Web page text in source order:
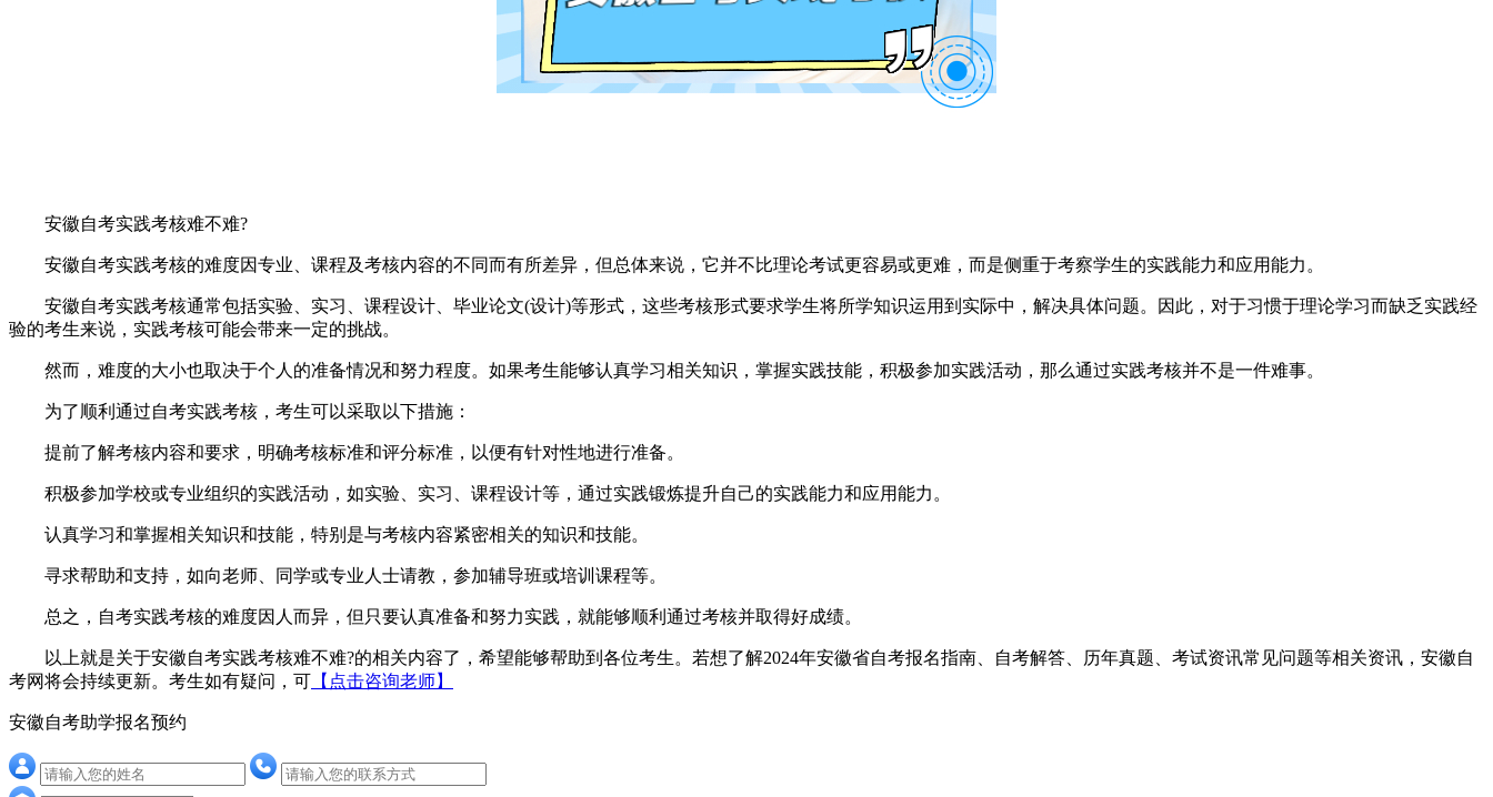
安徽自考实践考核难不难?
安徽自考实践考核的难度因专业、课程及考核内容的不同而有所差异，但总体来说，它并不比理论考试更容易或更难，而是侧重于考察学生的实践能力和应用能力。
安徽自考实践考核通常包括实验、实习、课程设计、毕业论文(设计)等形式，这些考核形式要求学生将所学知识运用到实际中，解决具体问题。因此，对于习惯于理论学习而缺乏实践经
验的考生来说，实践考核可能会带来一定的挑战。
然而，难度的大小也取决于个人的准备情况和努力程度。如果考生能够认真学习相关知识，掌握实践技能，积极参加实践活动，那么通过实践考核并不是一件难事。
为了顺利通过自考实践考核，考生可以采取以下措施：
提前了解考核内容和要求，明确考核标准和评分标准，以便有针对性地进行准备。
积极参加学校或专业组织的实践活动，如实验、实习、课程设计等，通过实践锻炼提升自己的实践能力和应用能力。
认真学习和掌握相关知识和技能，特别是与考核内容紧密相关的知识和技能。
寻求帮助和支持，如向老师、同学或专业人士请教，参加辅导班或培训课程等。
总之，自考实践考核的难度因人而异，但只要认真准备和努力实践，就能够顺利通过考核并取得好成绩。
以上就是关于安徽自考实践考核难不难?的相关内容了，希望能够帮助到各位考生。若想了解2024年安徽省自考报名指南、自考解答、历年真题、考试资讯常见问题等相关资讯，安徽自
考网将会持续更新。考生如有疑问，可 【点击咨询老师】
安徽自考助学报名预约